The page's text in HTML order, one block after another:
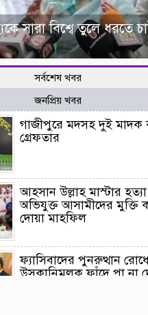
সারা বিশ্বে তুলে ধরতে
সর্বশেষ খবর
জনপ্রিয় খবর
গাজীপুরে মদসহ দুই মাদক
গ্রেফতার
আহসান উল্লাহ মাস্টার
অভিযুক্ত আসামীদের মুক্তি
দোয়া মাহফিল
ফ্যাসিবাদের পুনরুত্থান
উসকানিমূলক ফাঁদে পা না